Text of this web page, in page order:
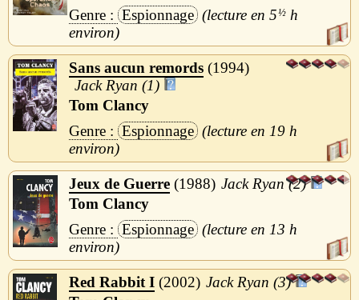
Espionnage
5½ h
Sans aucun remords 1994
Jack Ryan (1)
Tom Clancy
Espionnage
19 h
Jeux de Guerre 1988
Jack Ryan (2)
Tom Clancy
Espionnage
13 h
Red Rabbit I 2002
Jack Ryan (3)